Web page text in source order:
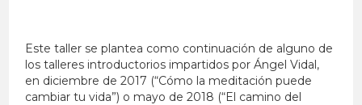
Este taller se plantea como continuación de alguno de
los talleres introductorios impartidos por Ángel Vidal,
en diciembre de 2017 (“Cómo la meditación puede
cambiar tu vida”) o mayo de 2018 (“El camino del